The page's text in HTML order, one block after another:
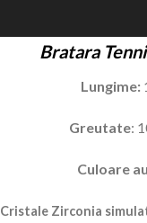
Bratara
Lungime:
Greutate:
Culoare
Cristale Zirconia